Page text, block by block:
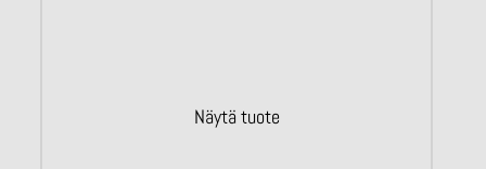
Näytä tuote